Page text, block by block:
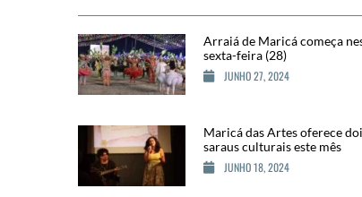
Arraiá de Maricá começa
sexta-feira (28)
JUNHO 27, 2024
Maricá das Artes oferece
saraus culturais este mês
JUNHO 18, 2024